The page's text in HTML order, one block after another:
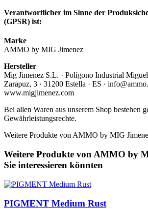
Verantwortlicher im Sinne der
(GPSR) ist:
Marke
AMMO by MIG Jimenez
Hersteller
Mig Jimenez S.L. · Polígono Industrial
Zarapuz, 3 · 31200 Estella · ES ·
www.migjimenez.com
Bei allen Waren aus unserem Shop bestehen
Gewährleistungsrechte.
Weitere Produkte von AMMO by MIG
Weitere Produkte von AMMO by
Sie interessieren könnten
PIGMENT Medium Rust